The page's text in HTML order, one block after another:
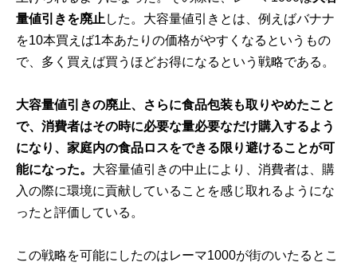
量値引きを廃止 した。大容量値引きとは、例えばバナナ
を10本買えば1本あたりの価格がやすくなるというもの
で、多く買えば買うほどお得になるという戦略である。
大容量値引きの廃止、さらに食品包装も取りやめたこと
で、消費者はその時に必要な量必要なだけ購入するよう
になり、家庭内の食品ロスをできる限り避けることが可
能になった。 大容量値引きの中止により、消費者は、購
入の際に環境に貢献していることを感じ取れるようにな
ったと評価している。
この戦略を可能にしたのはレーマ1000が街のいたるとこ